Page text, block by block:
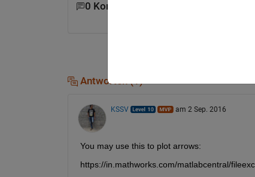
0 Kommentare
Antworten (1)
KSSV am 2 Sep. 2016
You may use this to plot arrows:
https://in.mathworks.com/matlabcentral/